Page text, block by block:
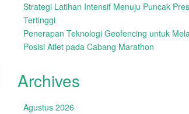
Strategi Latihan Intensif Menuju Puncak
Tertinggi
Penerapan Teknologi Geofencing untuk
Posisi Atlet pada Cabang Marathon
Archives
Agustus 2026